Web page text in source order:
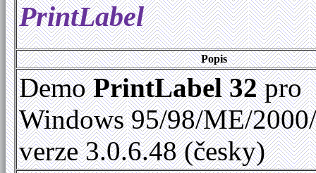
PrintLabel
Popis
DemoPrintLabel 32pro
Windows 95/98/ME/
verze 3.0.6.48 (česky)